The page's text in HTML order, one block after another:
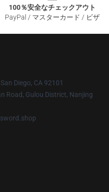
100％安全なチェックアウト
PayPal / マスターカード / ビザ
Diego, CA 92101
Road, Gulou District, Nanjing